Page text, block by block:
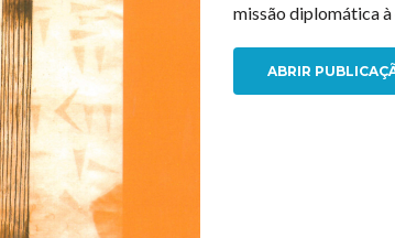
missão diplomática
ABRIR